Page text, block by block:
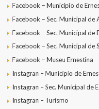
Facebook – Município de
Facebook – Sec. Municipal de
Facebook – Sec. Municipal de
Facebook – Sec. Municipal de
Facebook – Museu Ernestina
Instagran – Município de
Instagran – Sec. Municipal de
Instagran – Turismo